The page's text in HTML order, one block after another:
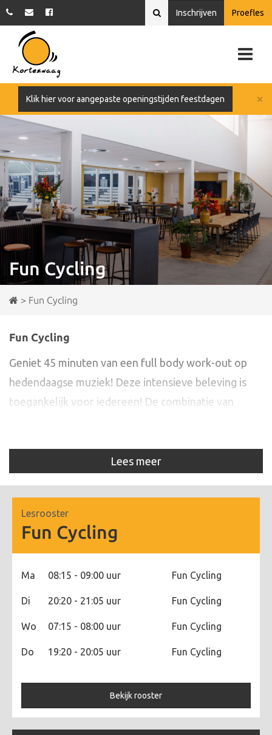
Inschrijven Proefles
×
Klik hier voor aangepaste openingstijden feestdagen
Fun Cycling
> Fun Cycling
Fun Cycling
Geniet 45 minuten van een full body work-out op
hedendaagse muziek! Deze intensieve beleving is
toegankelijk voor iedereen! De combinatie van
Lees meer
Lesrooster
Fun Cycling
Ma 08:15 - 09:00 uur Fun Cycling
Di 20:20 - 21:05 uur Fun Cycling
Wo 07:15 - 08:00 uur Fun Cycling
Do 19:20 - 20:05 uur Fun Cycling
Bekijk rooster